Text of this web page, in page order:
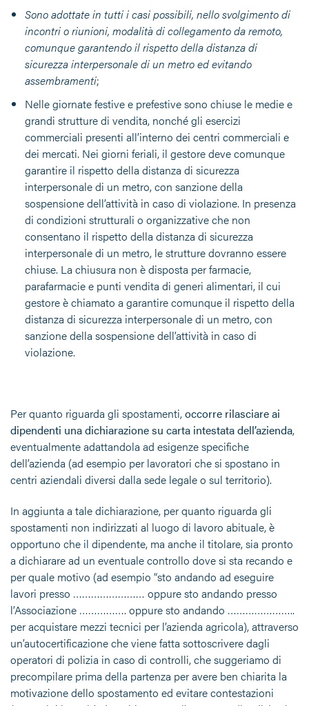
Sono adottate in tutti i casi possibili, nello svolgimento di
incontri o riunioni, modalità di collegamento da remoto,
comunque garantendo il rispetto della distanza di
sicurezza interpersonale di un metro ed evitando
assembramenti;
Nelle giornate festive e prefestive sono chiuse le medie e
grandi strutture di vendita, nonché gli esercizi
commerciali presenti all’interno dei centri commerciali e
dei mercati. Nei giorni feriali, il gestore deve comunque
garantire il rispetto della distanza di sicurezza
interpersonale di un metro, con sanzione della
sospensione dell’attività in caso di violazione. In presenza
di condizioni strutturali o organizzative che non
consentano il rispetto della distanza di sicurezza
interpersonale di un metro, le strutture dovranno essere
chiuse. La chiusura non è disposta per farmacie,
parafarmacie e punti vendita di generi alimentari, il cui
gestore è chiamato a garantire comunque il rispetto della
distanza di sicurezza interpersonale di un metro, con
sanzione della sospensione dell’attività in caso di
violazione.
Per quanto riguarda gli spostamenti,occorre rilasciare ai
dipendenti una dichiarazione su carta intestata dell’azienda,
eventualmente adattandola ad esigenze specifiche
dell’azienda (ad esempio per lavoratori che si spostano in
centri aziendali diversi dalla sede legale o sul territorio).
In aggiunta a tale dichiarazione, per quanto riguarda gli
spostamenti non indirizzati al luogo di lavoro abituale, è
opportuno che il dipendente, ma anche il titolare, sia pronto
a dichiarare ad un eventuale controllo dove si sta recando e
per quale motivo (ad esempio “sto andando ad eseguire
lavori presso …………………… oppure sto andando presso
l’Associazione ……………. oppure sto andando …………………..
per acquistare mezzi tecnici per l’azienda agricola), attraverso
un’autocertificazione che viene fatta sottoscrivere dagli
operatori di polizia in caso di controlli, che suggeriamo di
precompilare prima della partenza per avere ben chiarita la
motivazione dello spostamento ed evitare contestazioni